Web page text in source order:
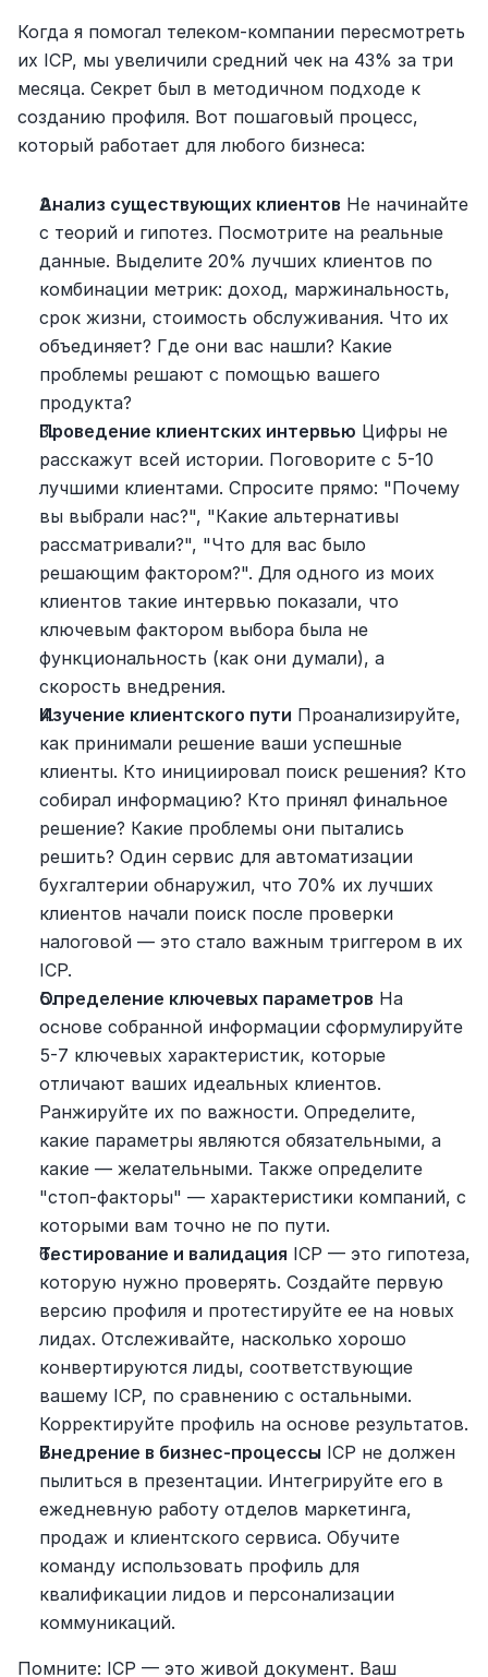
Когда я помогал телеком-компании пересмотреть
их ICP, мы увеличили средний чек на 43% за три
месяца. Секрет был в методичном подходе к
созданию профиля. Вот пошаговый процесс,
который работает для любого бизнеса:
Анализ существующих клиентов Не начинайте
с теорий и гипотез. Посмотрите на реальные
данные. Выделите 20% лучших клиентов по
комбинации метрик: доход, маржинальность,
срок жизни, стоимость обслуживания. Что их
объединяет? Где они вас нашли? Какие
проблемы решают с помощью вашего
продукта?
Проведение клиентских интервью Цифры не
расскажут всей истории. Поговорите с 5-10
лучшими клиентами. Спросите прямо: "Почему
вы выбрали нас?", "Какие альтернативы
рассматривали?", "Что для вас было
решающим фактором?". Для одного из моих
клиентов такие интервью показали, что
ключевым фактором выбора была не
функциональность (как они думали), а
скорость внедрения.
Изучение клиентского пути Проанализируйте,
как принимали решение ваши успешные
клиенты. Кто инициировал поиск решения? Кто
собирал информацию? Кто принял финальное
решение? Какие проблемы они пытались
решить? Один сервис для автоматизации
бухгалтерии обнаружил, что 70% их лучших
клиентов начали поиск после проверки
налоговой — это стало важным триггером в их
ICP.
Определение ключевых параметров На
основе собранной информации сформулируйте
5-7 ключевых характеристик, которые
отличают ваших идеальных клиентов.
Ранжируйте их по важности. Определите,
какие параметры являются обязательными, а
какие — желательными. Также определите
"стоп-факторы" — характеристики компаний, с
которыми вам точно не по пути.
Тестирование и валидация ICP — это гипотеза,
которую нужно проверять. Создайте первую
версию профиля и протестируйте ее на новых
лидах. Отслеживайте, насколько хорошо
конвертируются лиды, соответствующие
вашему ICP, по сравнению с остальными.
Корректируйте профиль на основе результатов.
Внедрение в бизнес-процессы ICP не должен
пылиться в презентации. Интегрируйте его в
ежедневную работу отделов маркетинга,
продаж и клиентского сервиса. Обучите
команду использовать профиль для
квалификации лидов и персонализации
коммуникаций.
Помните: ICP — это живой документ. Ваш